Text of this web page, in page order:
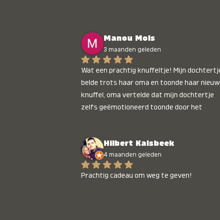
Manou Mols
3 maanden geleden
Wat een prachtig knuffeltje! Mijn
belde trots haar oma en toonde haar
knuffel, oma vertelde dat mijn dochtertje
zelfs geëmotioneerd toonde door het
Hilbert Kalsbeek
4 maanden geleden
Prachtig cadeau om weg te geven!